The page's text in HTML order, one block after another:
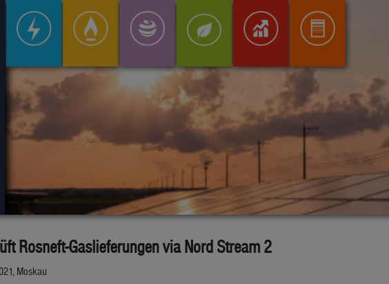
Rosneft-Gaslieferungen via Nord Stream 2
Moskau